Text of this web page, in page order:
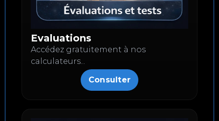
Evaluations
Accédez gratuitement à nos
calculateurs...
Consulter